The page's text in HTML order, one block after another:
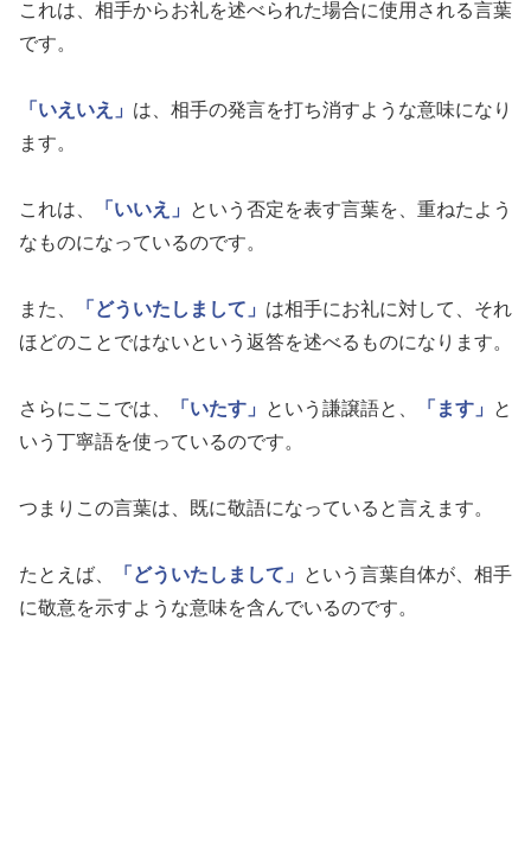
これは、相手からお礼を述べられた場合に使用される言葉
です。
「いえいえ」 は、相手の発言を打ち消すような意味になり
ます。
これは、 「いいえ」
という否定を表す言葉を、重ねたよう
なものになっているのです。
また、 「どういたしまして」 は相手にお礼に対して、それ
ほどのことではないという返答を述べるものになります。
さらにここでは、 「いたす」 という謙譲語と、 「ます」
と
いう丁寧語を使っているのです。
つまりこの言葉は、既に敬語になっていると言えます。
たとえば、 「どういたしまして」
という言葉自体が、相手
に敬意を示すような意味を含んでいるのです。